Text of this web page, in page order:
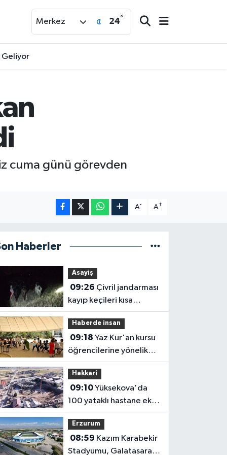
Merkez 24°
Geliyor
cuma günü görevden
A- A+
Haberler
Asayiş
09:26
kayıp keçileri kısa
sürede bulundu
Haberde insan
09:18
öğrencilerine yönelik
eğlenceli ve eğitici
etkinlik
Hakkari
09:10Yüksekova'da
100 yataklı hastane ek
binası yükseliyor
Erzurum
08:59
Stadyumu, Galatasaray